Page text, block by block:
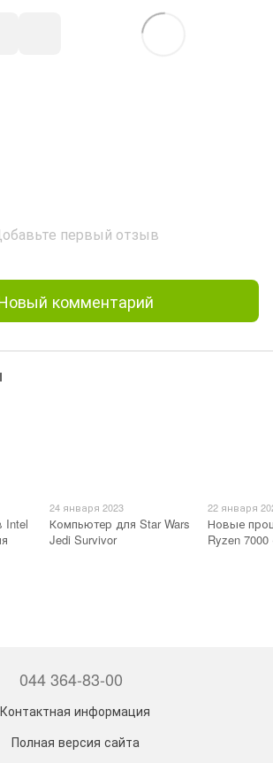
первый отзыв
комментарий
Intel
24 января 2023
Компьютер для Star Wars
Jedi Survivor
22 января
Новые
Ryzen 7000
044 364-83-00
Контактная информация
Полная версия сайта